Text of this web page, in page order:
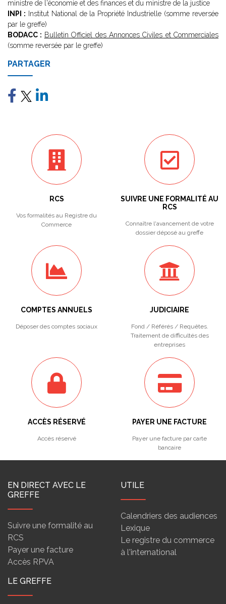
ministre de l'économie et des finances et du ministre de la justice
INPI : Institut National de la Propriété Industrielle (somme reversée
par le greffe)
BODACC : Bulletin Officiel des Annonces Civiles et Commerciales
(somme reversée par le greffe)
PARTAGER
RCS
Vos formalités au Registre du
Commerce
SUIVRE UNE FORMALITÉ AU
RCS
Connaître l'avancement de votre
dossier déposé au greffe
COMPTES ANNUELS
Déposer des comptes sociaux
JUDICIAIRE
Fond / Référés / Requêtes.
Traitement de difficultés des
entreprises
ACCÈS RÉSERVÉ
Accès réservé
PAYER UNE FACTURE
Payer une facture par carte
bancaire
EN DIRECT AVEC LE
GREFFE
Suivre une formalité au
RCS
Payer une facture
Accès RPVA
UTILE
Calendriers des audiences
Lexique
Le registre du commerce
à l'international
LE GREFFE